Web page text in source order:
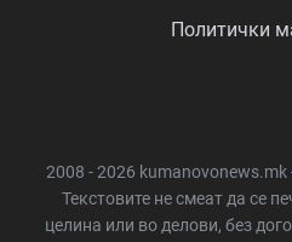
Политички
2008 - 2026
Текстовите не смеат да се
целина или во делови, без